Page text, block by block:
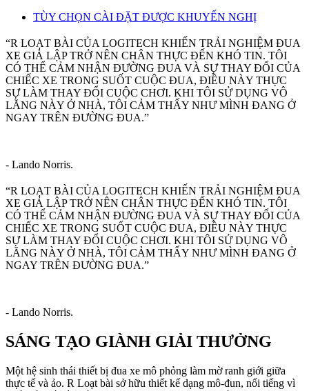
TÙY CHỌN CÀI ĐẶT ĐƯỢC KHUYẾN NGHỊ
“R LOẠT BÀI CỦA LOGITECH KHIẾN TRẢI NGHIỆM ĐUA
XE GIẢ LẬP TRỞ NÊN CHÂN THỰC ĐẾN KHÓ TIN. TÔI
CÓ THỂ CẢM NHẬN ĐƯỜNG ĐUA VÀ SỰ THAY ĐỔI CỦA
CHIẾC XE TRONG SUỐT CUỘC ĐUA, ĐIỀU NÀY THỰC
SỰ LÀM THAY ĐỔI CUỘC CHƠI. KHI TÔI SỬ DỤNG VÔ
LĂNG NÀY Ở NHÀ, TÔI CẢM THẤY NHƯ MÌNH ĐANG Ở
NGAY TRÊN ĐƯỜNG ĐUA.”
- Lando Norris.
“R LOẠT BÀI CỦA LOGITECH KHIẾN TRẢI NGHIỆM ĐUA
XE GIẢ LẬP TRỞ NÊN CHÂN THỰC ĐẾN KHÓ TIN. TÔI
CÓ THỂ CẢM NHẬN ĐƯỜNG ĐUA VÀ SỰ THAY ĐỔI CỦA
CHIẾC XE TRONG SUỐT CUỘC ĐUA, ĐIỀU NÀY THỰC
SỰ LÀM THAY ĐỔI CUỘC CHƠI. KHI TÔI SỬ DỤNG VÔ
LĂNG NÀY Ở NHÀ, TÔI CẢM THẤY NHƯ MÌNH ĐANG Ở
NGAY TRÊN ĐƯỜNG ĐUA.”
- Lando Norris.
SÁNG TẠO GIÀNH GIẢI THƯỞNG
Một hệ sinh thái thiết bị đua xe mô phỏng làm mờ ranh giới giữa
thực tế và ảo. R Loạt bài sở hữu thiết kế dạng mô-đun, nổi tiếng vì